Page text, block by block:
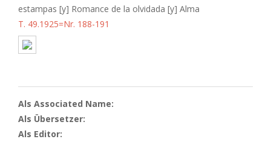
estampas [y] Romance de la olvidada [y] Alma
T. 49.1925=Nr. 188-191
Als Associated Name:
Als Übersetzer:
Als Editor: